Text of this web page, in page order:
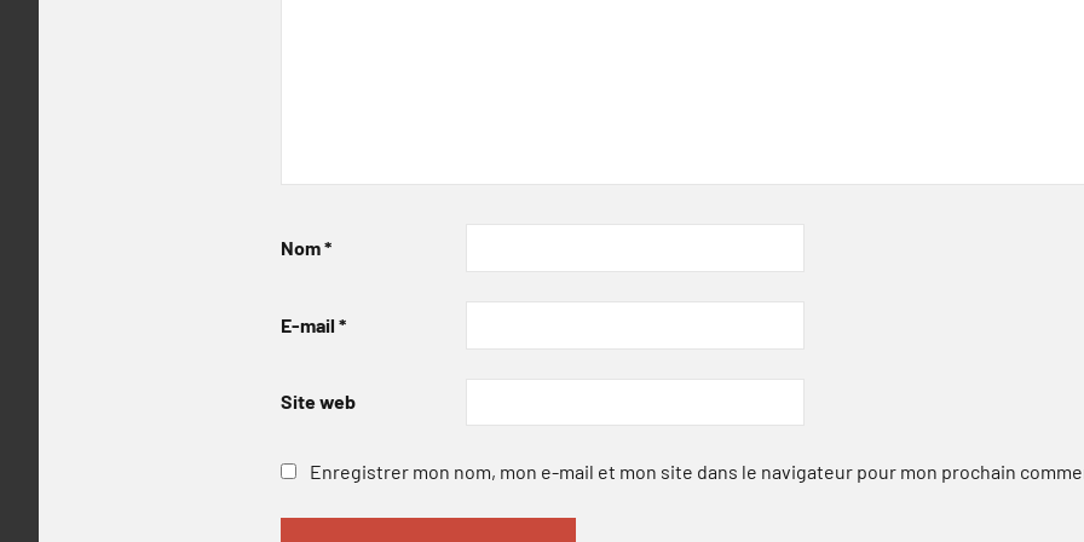
Nom*
E-mail *
Site web
Enregistrer mon nom, mon e-mail et mon site dans le navigateur pour mon prochain